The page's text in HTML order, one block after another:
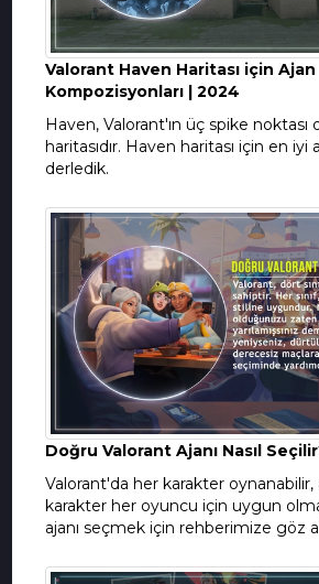
Valorant Haven Haritası için Ajan
Kompozisyonları | 2024
Haven, Valorant'ın üç spike noktası
haritasıdır. Haven haritası için en iyi
derledik.
Doğru Valorant Ajanı Nasıl
Valorant'da her karakter
karakter her oyuncu için uygun
ajanı seçmek için rehberimize göz